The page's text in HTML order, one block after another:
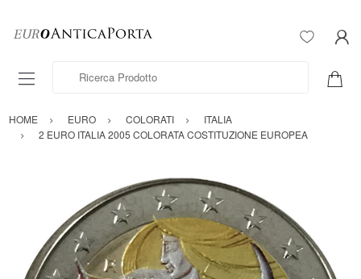
Ricerca Prodotto
HOME EURO COLORATI
ITALIA
2 EURO ITALIA 2005 COLORATA COSTITUZIONE EUROPEA